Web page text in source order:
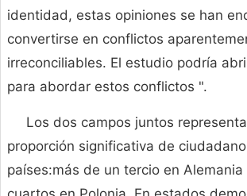
identidad, estas opiniones se han
convertirse en conflictos
irreconciliables. El estudio podría
para abordar estos conflictos ".
Los dos campos juntos
proporción significativa de
países:más de un tercio en Alemania